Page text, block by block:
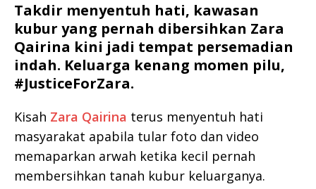
Takdir menyentuh hati, kawasan
kubur yang pernah dibersihkan Zara
Qairina kini jadi tempat persemadian
indah. Keluarga kenang momen pilu,
#JusticeForZara.
Kisah Zara Qairina terus menyentuh hati
masyarakat apabila tular foto dan video
memaparkan arwah ketika kecil pernah
membersihkan tanah kubur keluarganya.